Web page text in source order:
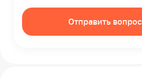
Отправить вопрос